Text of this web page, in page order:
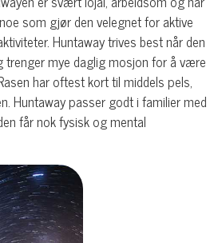
som gjør den velegnet for aktive
Huntaway trives best når den
mye daglig mosjon for å være
har oftest kort til middels pels,
Huntaway passer godt i familier med
får nok fysisk og mental